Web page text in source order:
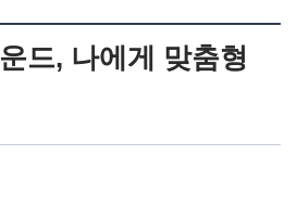
드, 나에게 맞춤형